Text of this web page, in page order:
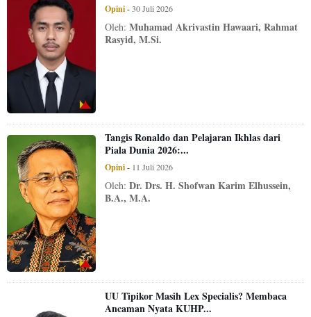
Opini-30 Juli 2026
Oleh:Muhamad Akrivastin Hawaari, Rahmat
Rasyid, M.Si.
Tangis Ronaldo dan Pelajaran Ikhlas dari
Piala Dunia 2026:...
Opini- 11 Juli 2026
Oleh:Dr. Drs. H. Shofwan Karim Elhussein,
B.A., M.A.
UU Tipikor Masih Lex Specialis? Membaca
Ancaman Nyata KUHP...